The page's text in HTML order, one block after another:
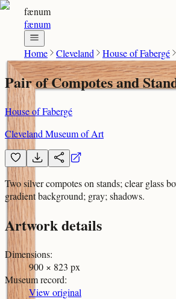
fænum
fænum
Home Cleveland House of Fabergé
Pair of Compotes and
House of Fabergé
Cleveland Museum of Art
Two silver compotes on stands; clear glass
gradient background; gray; shadows.
Artwork details
Dimensions:
900 × 823 px
Museum record:
View original